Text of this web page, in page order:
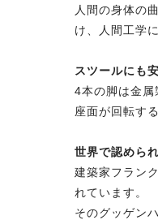
人間の身体の
け、人間工学
スツールにも
4本の脚は金属
座面が回転す
世界で認めら
建築家フラン
れています。
そのグッゲン